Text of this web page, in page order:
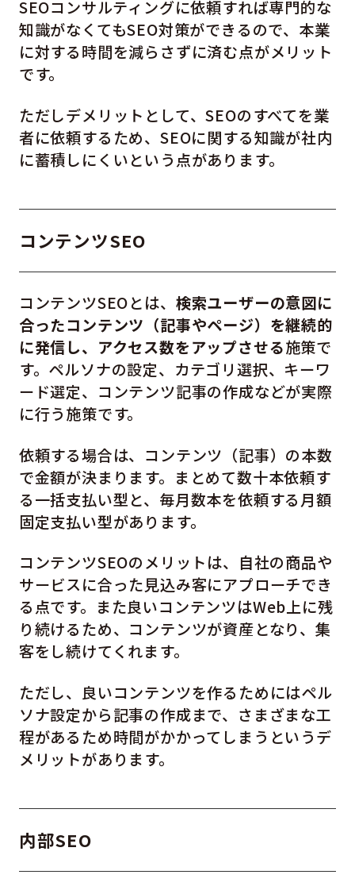
SEOコンサルティングに依頼すれば専門的な
知識がなくてもSEO対策ができるので、本業
に対する時間を減らさずに済む点がメリット
です。
ただしデメリットとして、SEOのすべてを業
者に依頼するため、SEOに関する知識が社内
に蓄積しにくいという点があります。
コンテンツSEO
コンテンツSEOとは、 検索ユーザーの意図に
合ったコンテンツ（記事やページ）を継続的
に発信し、アクセス数をアップさせる施策で
す。ペルソナの設定、カテゴリ選択、キーワ
ード選定、コンテンツ記事の作成などが実際
に行う施策です。
依頼する場合は、コンテンツ（記事）の本数
で金額が決まります。まとめて数十本依頼す
る一括支払い型と、毎月数本を依頼する月額
固定支払い型があります。
コンテンツSEOのメリットは、自社の商品や
サービスに合った見込み客にアプローチでき
る点です。また良いコンテンツはWeb上に残
り続けるため、コンテンツが資産となり、集
客をし続けてくれます。
ただし、良いコンテンツを作るためにはペル
ソナ設定から記事の作成まで、さまざまな工
程があるため時間がかかってしまうというデ
メリットがあります。
内部SEO